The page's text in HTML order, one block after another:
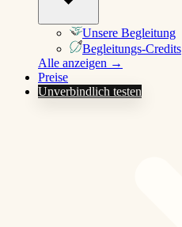
Unsere Begleitung
Begleitungs-Credits
Alle anzeigen →
Preise
Unverbindlich testen